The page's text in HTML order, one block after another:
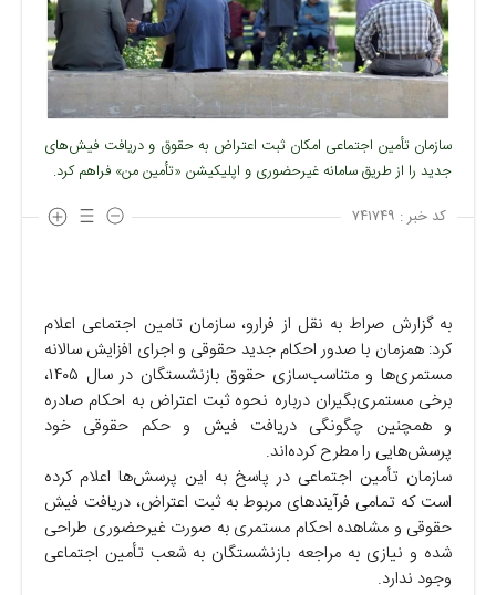
سازمان تأمین اجتماعی امکان ثبت اعتراض به حقوق و دریافت فیش‌های
جدید را از طریق سامانه غیرحضوری و اپلیکیشن «تأمین من» فراهم کرد.
کد خبر : ۷۴۱۷۴۹
به گزارش صراط به نقل از فرارو، سازمان تامین اجتماعی اعلام
کرد: همزمان با صدور احکام جدید حقوقی و اجرای افزایش سالانه
مستمری‌ها و متناسب‌سازی حقوق بازنشستگان در سال ۱۴۰۵،
برخی مستمری‌بگیران درباره نحوه ثبت اعتراض به احکام صادره
و همچنین چگونگی دریافت فیش و حکم حقوقی خود
پرسش‌هایی را مطرح کرده‌اند.
سازمان تأمین اجتماعی در پاسخ به این پرسش‌ها اعلام کرده
است که تمامی فرآیندهای مربوط به ثبت اعتراض، دریافت فیش
حقوقی و مشاهده احکام مستمری به صورت غیرحضوری طراحی
شده و نیازی به مراجعه بازنشستگان به شعب تأمین اجتماعی
وجود ندارد.